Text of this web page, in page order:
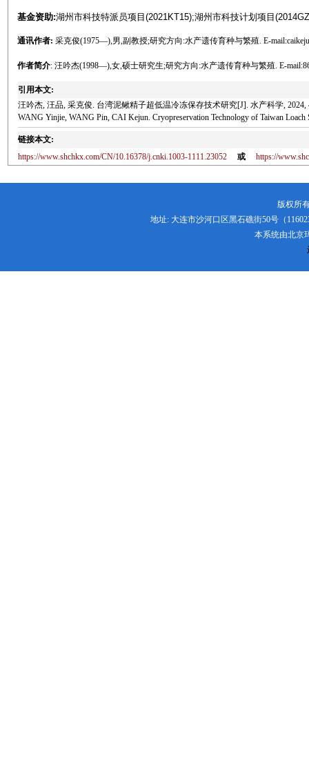
基金资助:湖州市科技特派员项目(2021KT15);湖州市科技计划项目
通讯作者: 采克俊(1975—),男,副教授;研究方向:水产遗传育种与繁殖. E-
作者简介: 汪吟杰(1998—),女,硕士研究生;研究方向:水产遗传育种与繁殖. E-
引用本文:
汪吟杰, 汪品, 采克俊. 台湾泥鳅精子超低温冷冻保存技术研究[J]. 水产科学, 2024,
WANG Yinjie, WANG Pin, CAI Kejun. Cryopreservation Technology of Taiwan Loach
链接本文:
https://www.shchkx.com/CN/10.16378/j.cnki.1003-1111.23052
或 https://
版权所
地址: 大连市沙河口区黑石礁街50号（
本系统由北京